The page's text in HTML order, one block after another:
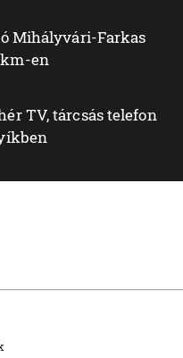
Mihályvári-Farkas
en
TV, tárcsás telefon